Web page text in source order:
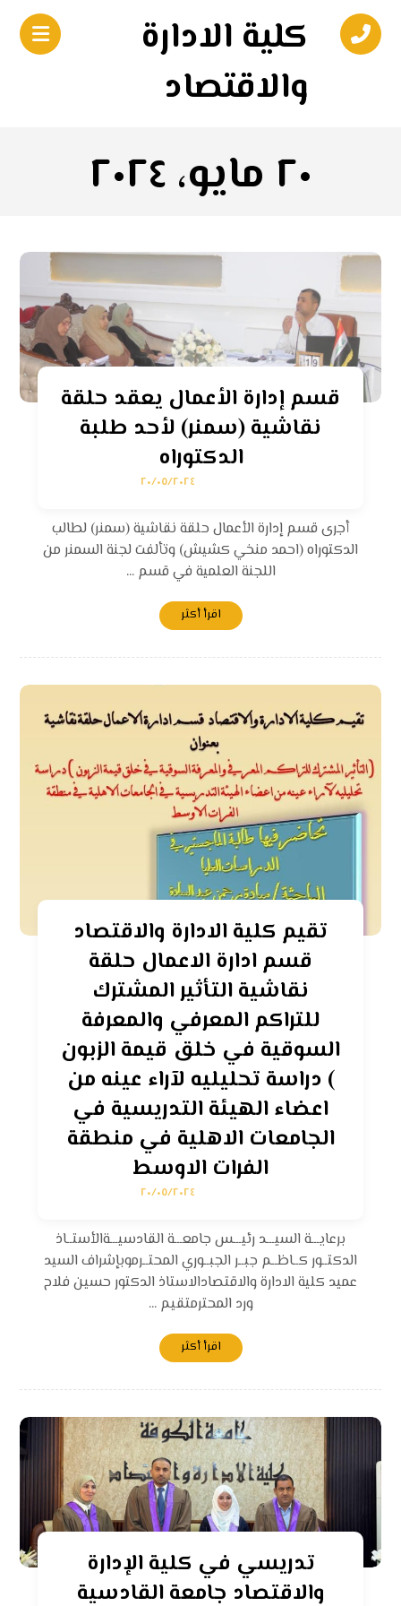
كلية الادارة
والاقتصاد
٢٠ مايو، ٢٠٢٤
قسم إدارة الأعمال يعقد حلقة
نقاشية (سمنر) لأحد طلبة
الدكتوراه
٢٠/٠٥/٢٠٢٤
أجرى قسم إدارة الأعمال حلقة نقاشية (سمنر) لطالب
الدكتوراه (احمد منخي كشيش) وتألفت لجنة السمنر من
اللجنة العلمية في قسم ...
اقرأ أكثر
تقيم كلية الادارة والاقتصاد
قسم ادارة الاعمال حلقة
نقاشية التأثير المشترك
للتراكم المعرفي والمعرفة
السوقية في خلق قيمة الزبون
) دراسة تحليليه لآراء عينه من
اعضاء الهيئة التدريسية في
الجامعات الاهلية في منطقة
الفرات الاوسط
٢٠/٠٥/٢٠٢٤
برعايـــة السيـــد رئيـــس جامعـــة القادسيـــةالأستــاذ
الدكتــور كــاظــم جبــر الجبــوري المحتــرموبإشراف السيد
عميد كلية الادارة والاقتصادالاستاذ الدكتور حسين فلاح
ورد المحترمتقيم ...
اقرأ أكثر
تدريسي في كلية الإدارة
والاقتصاد جامعة القادسية